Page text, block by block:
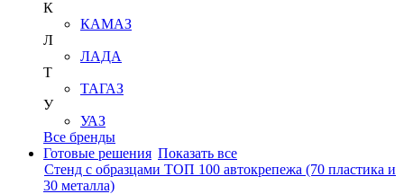
К
КАМАЗ
Л
ЛАДА
Т
ТАГАЗ
У
УАЗ
Все бренды
Готовые решения Показать все
Стенд с образцами ТОП 100 автокрепежа (70 пластика и
30 металла)